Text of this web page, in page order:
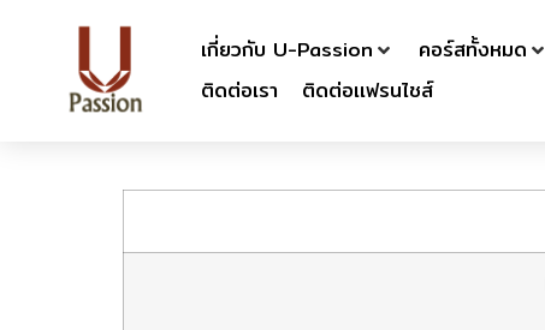
เกี่ยวกับ U-Passion คอร์สทั้งหมด
ติดต่อเรา
ติดต่อเเฟรนไชส์